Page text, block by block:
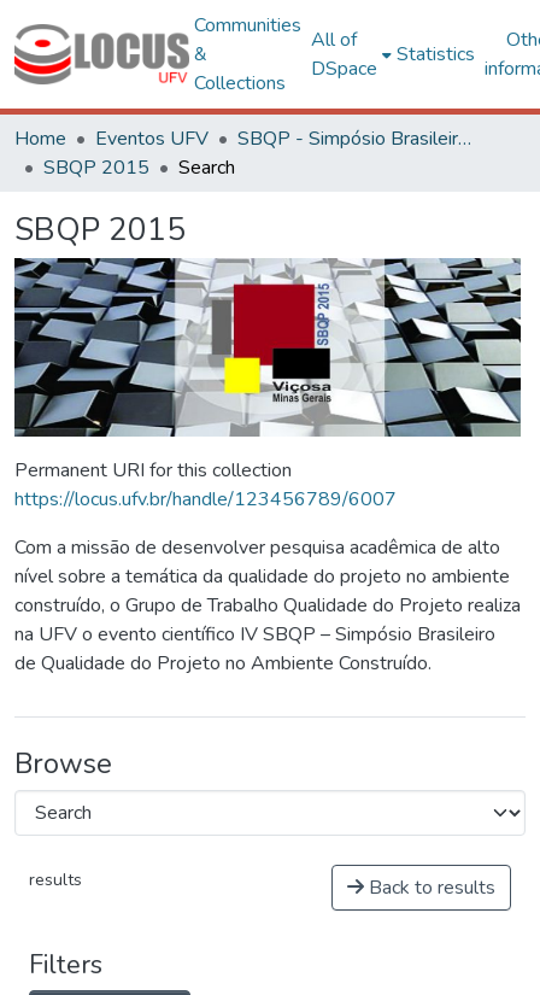
Communities
&
Collections
All of
DSpace
Statistics
Home Eventos UFV
SBQP - Simpósio Brasileiro de Qualidade do Projeto no Ambiente Construído
SBQP 2015
Search
SBQP 2015
Permanent URI for this collection
https://locus.ufv.br/handle/123456789/6007
Com a missão de desenvolver pesquisa acadêmica de alto
nível sobre a temática da qualidade do projeto no ambiente
construído, o Grupo de Trabalho Qualidade do Projeto realiza
na UFV o evento científico IV SBQP – Simpósio Brasileiro
de Qualidade do Projeto no Ambiente Construído.
Browse
results Back to results
Filters